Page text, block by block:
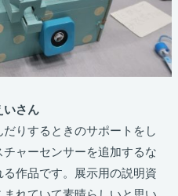
いさん
りするときのサポートをし
ャーセンサーを追加するな
作品です。展示用の説明資